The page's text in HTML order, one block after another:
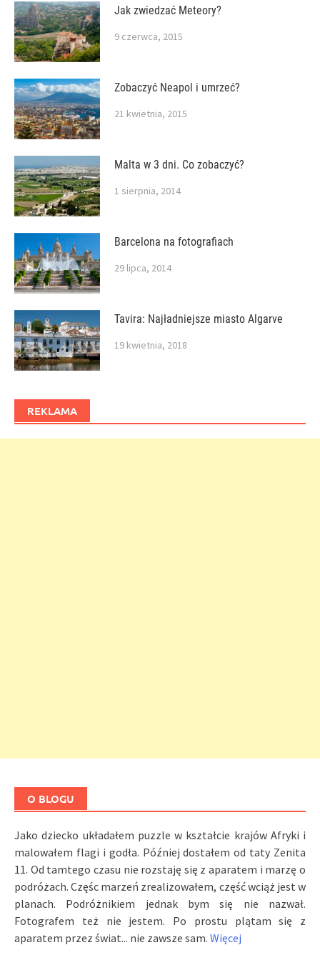
Jak zwiedzać Meteory?
9 czerwca, 2015
Zobaczyć Neapol i umrzeć?
21 kwietnia, 2015
Malta w 3 dni. Co zobaczyć?
1 sierpnia, 2014
Barcelona na fotografiach
29 lipca, 2014
Tavira: Najładniejsze miasto Algarve
19 kwietnia, 2018
REKLAMA
O BLOGU
Jako dziecko układałem puzzle w kształcie krajów Afryki i
malowałem flagi i godła. Później dostałem od taty Zenita
11. Od tamtego czasu nie rozstaję się z aparatem i marzę o
podróżach. Częśc marzeń zrealizowałem, część wciąż jest w
planach. Podróżnikiem jednak bym się nie nazwał.
Fotografem też nie jestem. Po prostu plątam się z
aparatem przez świat... nie zawsze sam. Więcej